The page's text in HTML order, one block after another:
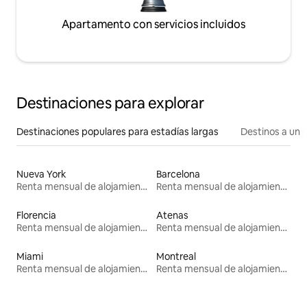
Apartamento con servicios incluidos
Destinaciones para explorar
Destinaciones populares para estadías largas Destinos a un
Nueva York
Renta mensual de alojamientos
Barcelona
Renta mensual de alojamientos
Florencia
Renta mensual de alojamientos
Atenas
Renta mensual de alojamientos
Miami
Renta mensual de alojamientos
Montreal
Renta mensual de alojamientos